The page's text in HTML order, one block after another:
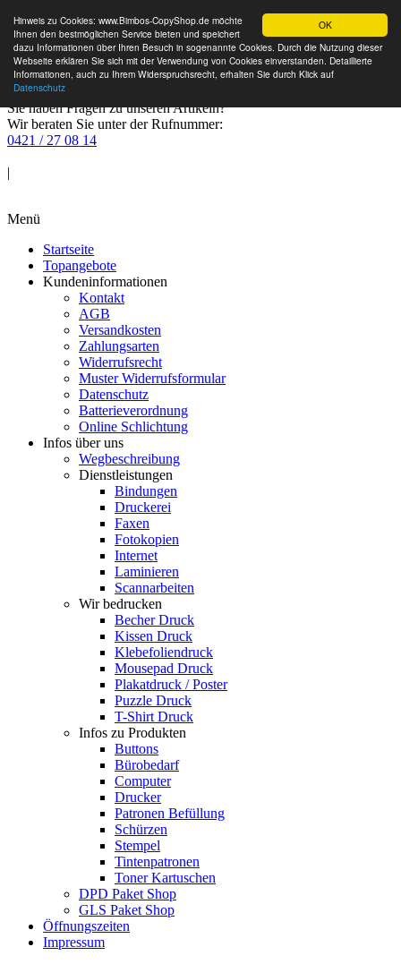
OK
Hinweis zu Cookies: www.Bimbos-CopyShop.de möchte
Ihnen den bestmöglichen Service bieten und speichert
dazu Informationen über Ihren Besuch in sogenannte Cookies. Durch die Nutzung dieser
Webseite erklären Sie sich mit der Verwendung von Cookies einverstanden. Detaillierte
Informationen, auch zu Ihrem Widerspruchsrecht, erhalten Sie durch Klick auf
Datenschutz
Sie haben Fragen zu unseren Artikeln?
Wir beraten Sie unter der Rufnummer:
0421 / 27 08 14
|
Menü
Startseite
Topangebote
Kundeninformationen
Kontakt
AGB
Versandkosten
Zahlungsarten
Widerrufsrecht
Muster Widerrufsformular
Datenschutz
Batterieverordnung
Online Schlichtung
Infos über uns
Wegbeschreibung
Dienstleistungen
Bindungen
Druckerei
Faxen
Fotokopien
Internet
Laminieren
Scannarbeiten
Wir bedrucken
Becher Druck
Kissen Druck
Klebefoliendruck
Mousepad Druck
Plakatdruck / Poster
Puzzle Druck
T-Shirt Druck
Infos zu Produkten
Buttons
Bürobedarf
Computer
Drucker
Patronen Befüllung
Schürzen
Stempel
Tintenpatronen
Toner Kartuschen
DPD Paket Shop
GLS Paket Shop
Öffnungszeiten
Impressum